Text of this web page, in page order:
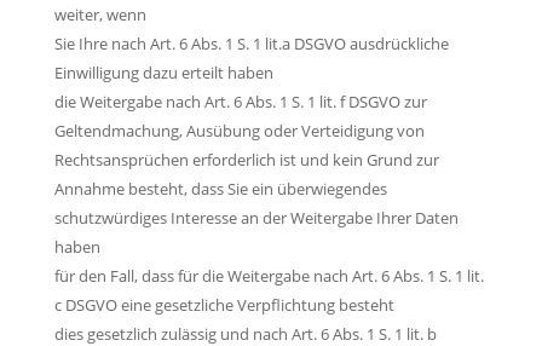
weiter, wenn
Sie Ihre nach Art. 6 Abs. 1 S. 1 lit.a DSGVO ausdrückliche
Einwilligung dazu erteilt haben
die Weitergabe nach Art. 6 Abs. 1 S. 1 lit. f DSGVO zur
Geltendmachung, Ausübung oder Verteidigung von
Rechtsansprüchen erforderlich ist und kein Grund zur
Annahme besteht, dass Sie ein überwiegendes
schutzwürdiges Interesse an der Weitergabe Ihrer Daten
haben
für den Fall, dass für die Weitergabe nach Art. 6 Abs. 1 S. 1 lit.
c DSGVO eine gesetzliche Verpflichtung besteht
dies gesetzlich zulässig und nach Art. 6 Abs. 1 S. 1 lit. b